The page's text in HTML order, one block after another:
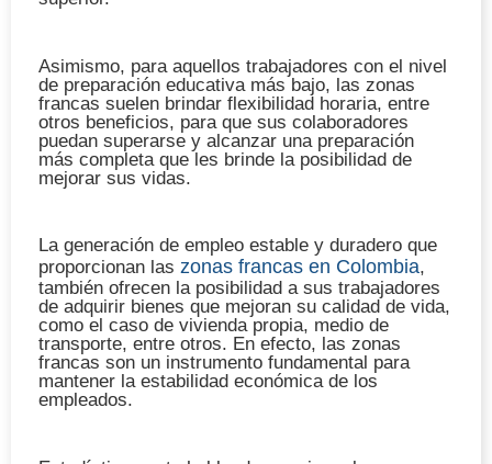
Asimismo, para aquellos trabajadores con el nivel
de preparación educativa más bajo, las zonas
francas suelen brindar flexibilidad horaria, entre
otros beneficios, para que sus colaboradores
puedan superarse y alcanzar una preparación
más completa que les brinde la posibilidad de
mejorar sus vidas.
La generación de empleo estable y duradero que
proporcionan las zonas francas en Colombia,
también ofrecen la posibilidad a sus trabajadores
de adquirir bienes que mejoran su calidad de vida,
como el caso de vivienda propia, medio de
transporte, entre otros. En efecto, las zonas
francas son un instrumento fundamental para
mantener la estabilidad económica de los
empleados.